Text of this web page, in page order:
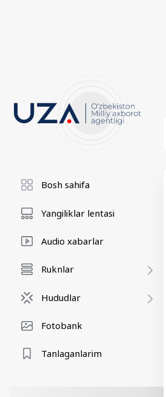
Bosh sahifa
Yangiliklar lentasi
Audio xabarlar
Ruknlar
Hududlar
Fotobank
Tanlaganlarim